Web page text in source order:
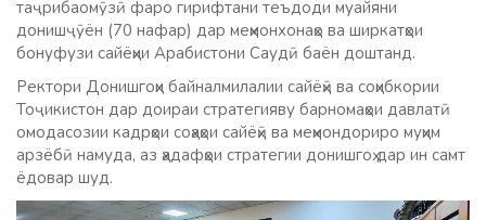
таҷрибаомӯзӣ фаро гирифтани теъдоди муайяни
донишҷӯён (70 нафар) дар меҳмонхонаҳо ва ширкатҳои
бонуфузи сайёҳии Арабистони Саудӣ баён доштанд.
Ректори Донишгоҳи байналмилалии сайёҳӣ ва соҳибкории
Тоҷикистон дар доираи стратегияву барномаҳои давлатӣ
омодасозии кадрҳои соҳаҳои сайёҳӣ ва меҳмондориро муҳим
арзёбӣ намуда, аз ҳадафҳои стратегии донишгоҳ дар ин самт
ёдовар шуд.